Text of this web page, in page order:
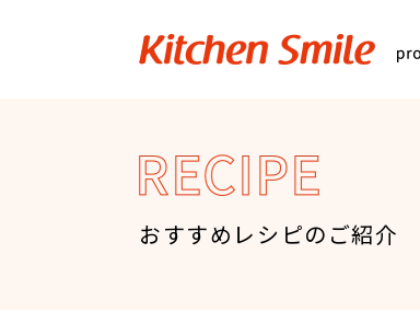
おすすめレシピのご紹介